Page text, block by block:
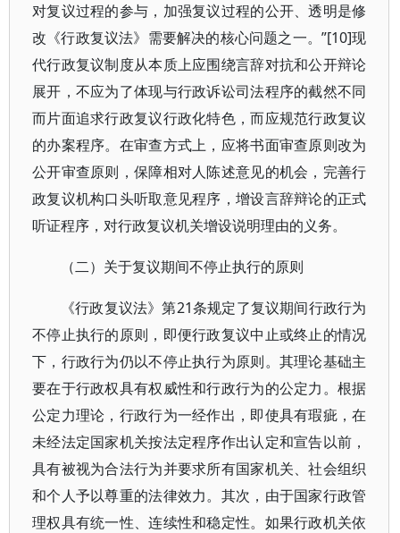
对复议过程的参与，加强复议过程的公开、透明是修
改《行政复议法》需要解决的核心问题之一。”[10]现
代行政复议制度从本质上应围绕言辞对抗和公开辩论
展开，不应为了体现与行政诉讼司法程序的截然不同
而片面追求行政复议行政化特色，而应规范行政复议
的办案程序。在审查方式上，应将书面审查原则改为
公开审查原则，保障相对人陈述意见的机会，完善行
政复议机构口头听取意见程序，增设言辞辩论的正式
听证程序，对行政复议机关增设说明理由的义务。
（二）关于复议期间不停止执行的原则
《行政复议法》第21条规定了复议期间行政行为
不停止执行的原则，即便行政复议中止或终止的情况
下，行政行为仍以不停止执行为原则。其理论基础主
要在于行政权具有权威性和行政行为的公定力。根据
公定力理论，行政行为一经作出，即使具有瑕疵，在
未经法定国家机关按法定程序作出认定和宣告以前，
具有被视为合法行为并要求所有国家机关、社会组织
和个人予以尊重的法律效力。其次，由于国家行政管
理权具有统一性、连续性和稳定性。如果行政机关依